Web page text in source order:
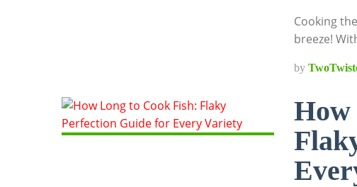
Cooking
breeze!
by
How